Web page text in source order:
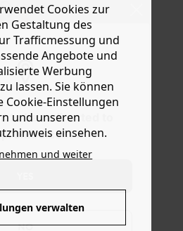
to be redirected to
?
NO
T-Shirt Made in France
€
GEFALLEN:
Cookies zur
Gestaltung des
Trafficmessung und
Angebote und
Werbung
lassen. Sie können
Cookie-Einstellungen
und unseren
einsehen.
und weiter
verwalten